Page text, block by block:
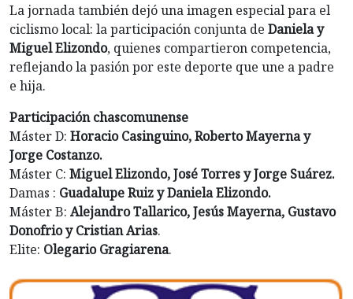
La jornada también dejó una imagen especial para el
ciclismo local: la participación conjunta de Daniela y
Miguel Elizondo, quienes compartieron competencia,
reflejando la pasión por este deporte que une a padre
e hija.
Participación chascomunense
Máster D: Horacio Casinguino, Roberto Mayerna y
Jorge Costanzo.
Máster C: Miguel Elizondo, José Torres y Jorge Suárez.
Damas : Guadalupe Ruiz y Daniela Elizondo.
Máster B: Alejandro Tallarico, Jesús Mayerna, Gustavo
Donofrio y Cristian Arias.
Elite: Olegario Gragiarena.